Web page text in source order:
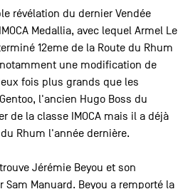
révélation du dernier Vendée
Medallia, avec lequel Armel Le
12eme de la Route du Rhum
une modification de
fois plus grands que les
l'ancien Hugo Boss du
de la classe IMOCA mais il a déjà
Rhum l'année dernière.
Jérémie Beyou et son
Manuard. Beyou a remporté la